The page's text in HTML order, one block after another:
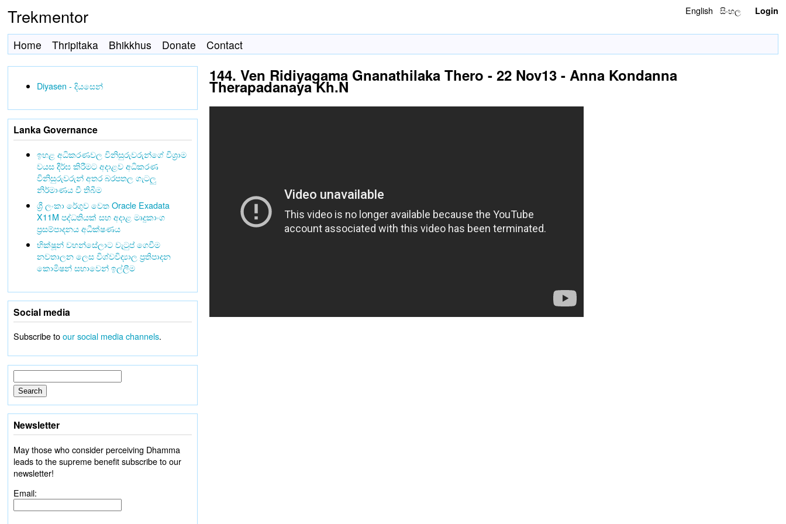
Trekmentor English සිංහල Login
Home Thripitaka Bhikkhus Donate Contact
144. Ven Ridiyagama Gnanathilaka Thero - 22 Nov13 - Anna Kondanna
Therapadanaya Kh.N
Diyasen - දියසෙන්
Lanka Governance
ඉහළ අධිකරණවල විනිසුරුවරුන්ගේ විශ්‍රාම
වයස දීර්ඝ කිරීමට අදාළව අධිකරණ
විනිසුරුවරුන් අතර බරපතල ගැටලු
නිර්මාණය වී තිබීම
ශ්‍රී ලංකා රේගුව වෙත Oracle Exadata
X11M පද්ධතියක් සහ අදාළ මෘදුකාංග
ප්‍රසම්පාදනය අධීක්ෂණය
භික්ෂූන් වහන්සේලාට වැටුප් ගෙවීම
නවතාලන ලෙස විශ්වවිද්‍යාල ප්‍රතිපාදන
කොමිෂන් සභාවෙන් ඉල්ලීම
Social media
Subscribe toour social media channels.
Newsletter
May those who consider perceiving Dhamma
leads to the supreme benefit subscribe to our
newsletter!
Email: